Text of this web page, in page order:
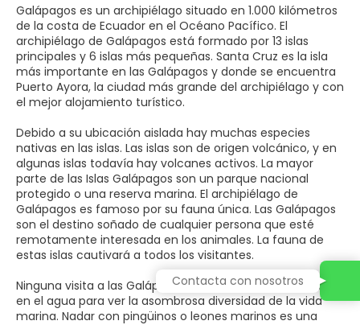
Galápagos es un archipiélago situado en 1.000 kilómetros
de la costa de Ecuador en el Océano Pacífico. El
archipiélago de Galápagos está formado por 13 islas
principales y 6 islas más pequeñas. Santa Cruz es la isla
más importante en las Galápagos y donde se encuentra
Puerto Ayora, la ciudad más grande del archipiélago y con
el mejor alojamiento turístico.
Debido a su ubicación aislada hay muchas especies
nativas en las islas. Las islas son de origen volcánico, y en
algunas islas todavía hay volcanes activos. La mayor
parte de las Islas Galápagos son un parque nacional
protegido o una reserva marina. El archipiélago de
Galápagos es famoso por su fauna única. Las Galápagos
son el destino soñado de cualquier persona que esté
remotamente interesada en los animales. La fauna de
estas islas cautivará a todos los visitantes.
Ninguna visita a las Galápagos será completa sin entrar
en el agua para ver la asombrosa diversidad de la vida
marina. Nadar con pingüinos o leones marinos es una
Contacta con nosotros